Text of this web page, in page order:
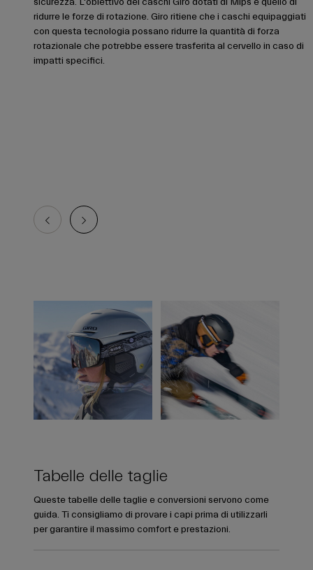
ridurre le forze di rotazione. Giro ritiene che i caschi equipaggiati
con questa tecnologia possano ridurre la quantità di forza
rotazionale che potrebbe essere trasferita al cervello in caso di
impatti specifici.
Tabelle delle taglie
Queste tabelle delle taglie e conversioni servono come
guida. Ti consigliamo di provare i capi prima di utilizzarli
per garantire il massimo comfort e prestazioni.